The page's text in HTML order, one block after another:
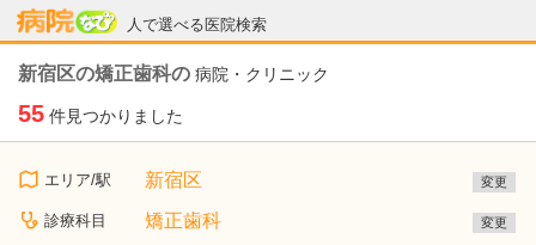
人で選べる医院検索
病院なび
新宿区の矯正歯科の 病院・クリニック
55 件見つかりました
エリア/駅 新宿区 変更
診療科目 矯正歯科 変更